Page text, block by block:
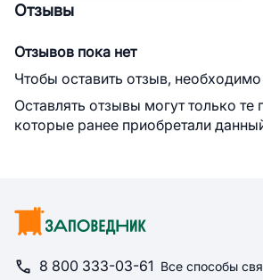
Отзывы
Отзывов пока нет
Чтобы оставить отзыв, необходимо
Оставлять отзывы могут только те
которые ранее приобретали
8 800 333-03-61 Все способы